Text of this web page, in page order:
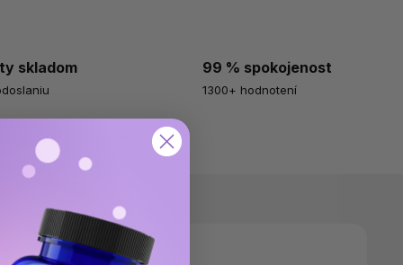
skladom 99 % spokojenost
1300+ hodnotení